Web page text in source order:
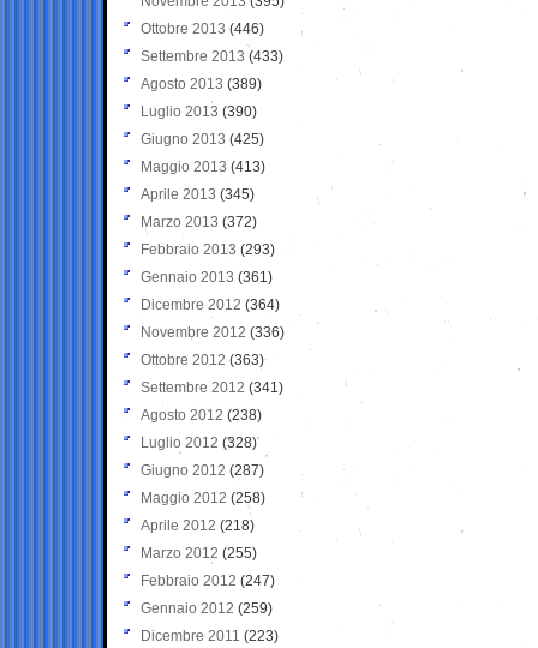
Ottobre 2013 (446)
Settembre 2013 (433)
Agosto 2013 (389)
Luglio 2013 (390)
Giugno 2013 (425)
Maggio 2013 (413)
Aprile 2013 (345)
Marzo 2013 (372)
Febbraio 2013 (293)
Gennaio 2013 (361)
Dicembre 2012 (364)
Novembre 2012 (336)
Ottobre 2012 (363)
Settembre 2012 (341)
Agosto 2012 (238)
Luglio 2012 (328)
Giugno 2012 (287)
Maggio 2012 (258)
Aprile 2012 (218)
Marzo 2012 (255)
Febbraio 2012 (247)
Gennaio 2012 (259)
Dicembre 2011 (223)